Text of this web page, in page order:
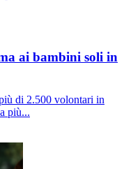
ai bambini soli in
di 2.500 volontari in
più...